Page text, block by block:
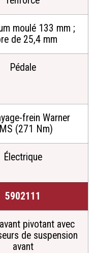
moulé 133 mm ;
de 25,4 mm
Pédale
frein Warner
(271 Nm)
Électrique
5902111
pivotant avec
de suspension
avant